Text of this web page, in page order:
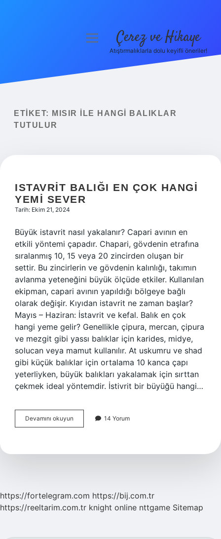
Yasal Uyarı
menüyü Çerez ve Hikaye
Atıştırmalıklarla dolu keyifli öneriler!
ETIKET:
MISIR ILE HANGI BALIKLAR
TUTULUR
ISTAVRIT BALIĞI EN ÇOK HANGI
YEMI SEVER
Tarih: Ekim 21, 2024
Büyük istavrit nasıl yakalanır? Capari avının en
etkili yöntemi çapadır. Chapari, gövdenin etrafına
sıralanmış 10, 15 veya 20 zincirden oluşan bir
settir. Bu zincirlerin ve gövdenin kalınlığı, takımın
avlanma yeteneğini büyük ölçüde etkiler. Kullanılan
ekipman, capari avının yapıldığı bölgeye bağlı
olarak değişir. Kıyıdan istavrit ne zaman başlar?
Mayıs – Haziran: İstavrit ve kefal. Balık en çok
hangi yeme gelir? Genellikle çipura, mercan, çipura
ve mezgit gibi yassı balıklar için karides, midye,
solucan veya mamut kullanılır. At uskumru ve shad
gibi küçük balıklar için ortalama 10 kanca çapı
yeterliyken, büyük balıkları yakalamak için sırttan
çekmek ideal yöntemdir. İstivrit bir büyüğü hangi…
Devamını okuyun
Balığı
Hangi
14 Yorum
https://fortelegram.com https://bij.com.tr
https://reeltarim.com.tr knight online nttgame Sitemap